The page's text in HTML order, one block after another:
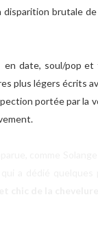
brutale
date, soul/pop
plus légers écrits
portée par la
a dédié quelques